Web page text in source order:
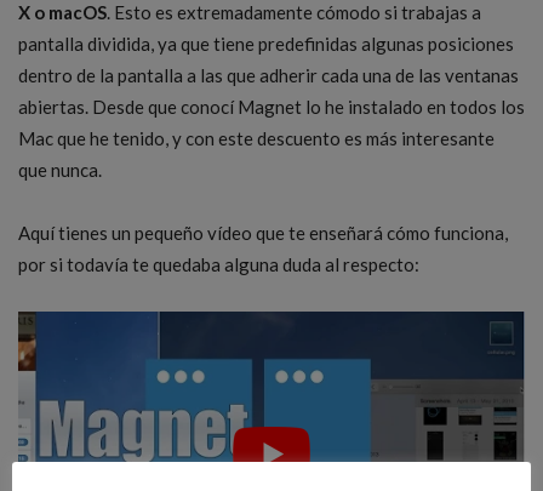
X o macOS. Esto es extremadamente cómodo si trabajas a
pantalla dividida, ya que tiene predefinidas algunas posiciones
dentro de la pantalla a las que adherir cada una de las ventanas
abiertas. Desde que conocí Magnet lo he instalado en todos los
Mac que he tenido, y con este descuento es más interesante
que nunca.
Aquí tienes un pequeño vídeo que te enseñará cómo funciona,
por si todavía te quedaba alguna duda al respecto: